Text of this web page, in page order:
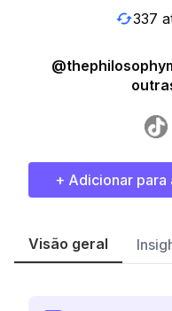
337
+ Adicionar
Visão geral